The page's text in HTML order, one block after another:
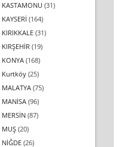
KASTAMONU (31)
KAYSERİ (164)
KIRIKKALE (31)
KIRŞEHİR (19)
KONYA (168)
Kurtköy (25)
MALATYA (75)
MANİSA (96)
MERSİN (87)
MUŞ (20)
NİĞDE (26)